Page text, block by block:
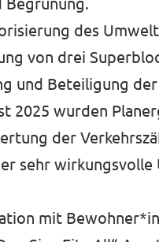
des
von drei
und Beteiligung
2025 wurden
der
sehr wirkungsvolle
mit